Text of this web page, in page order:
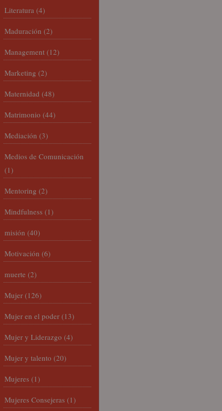
Literatura (4)
Maduración (2)
Management (12)
Marketing (2)
Maternidad (48)
Matrimonio (44)
Mediación (3)
Medios de Comunicación
(1)
Mentoring (2)
Mindfulness (1)
misión (40)
Motivación (6)
muerte (2)
Mujer (126)
Mujer en el poder (13)
Mujer y Liderazgo (4)
Mujer y talento (20)
Mujeres (1)
Mujeres Consejeras (1)